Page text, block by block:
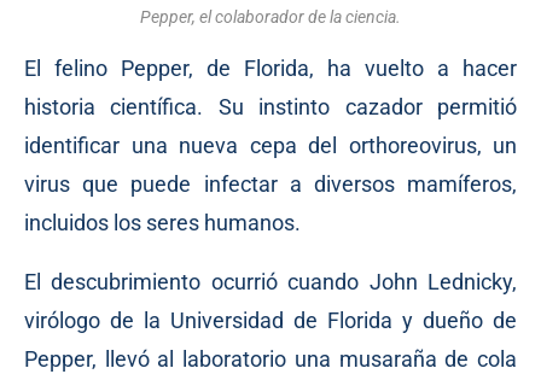
Pepper, el colaborador de la ciencia.
El felino Pepper, de Florida, ha vuelto a hacer
historia científica. Su instinto cazador permitió
identificar una nueva cepa del orthoreovirus, un
virus que puede infectar a diversos mamíferos,
incluidos los seres humanos.
El descubrimiento ocurrió cuando John Lednicky,
virólogo de la Universidad de Florida y dueño de
Pepper, llevó al laboratorio una musaraña de cola